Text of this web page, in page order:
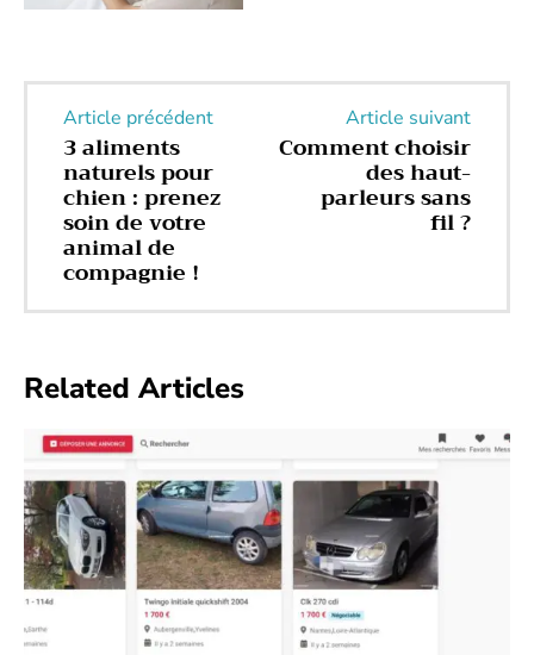
Article précédent
3 aliments
naturels pour
chien : prenez
soin de votre
animal de
compagnie !
Article suivant
Comment choisir
des haut-
parleurs sans
fil ?
Related Articles